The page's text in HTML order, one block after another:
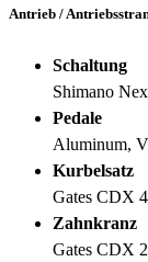
Antrieb /
Schaltung
Shimano
Pedale
Aluminum,
Kurbelsatz
Gates CDX
Zahnkranz
Gates CDX